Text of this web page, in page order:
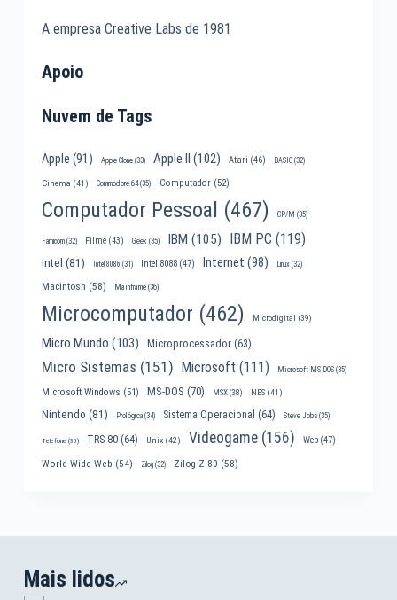
A empresa Creative Labs de 1981
Apoio
Nuvem de Tags
Apple (91) Apple Clone(33) Apple II (102) Atari (46) BASIC(32)
Cinema (41) Commodore 64(35) Computador(52)
Computador Pessoal (467) CP/M (35)
Famicom(32) Filme(43) Geek(35) IBM (105) IBM PC (119)
Intel (81) Intel 8086 (31) Intel 8088(47) Internet (98) Linux(32)
Macintosh (58) Mainframe(36)
Microcomputador (462) Microdigital (39)
Micro Mundo (103) Microprocessador(63)
Micro Sistemas (151) Microsoft (111) Microsoft MS-DOS(35)
Microsoft Windows (51) MS-DOS (70) MSX(38) NES(41)
Nintendo (81) Prológica(34) Sistema Operacional (64) Steve Jobs(35)
Telefone (30) TRS-80(64) Unix(42) Videogame(156) Web(47)
World Wide Web (54) Zilog(32) Zilog Z-80 (58)
Mais lidos